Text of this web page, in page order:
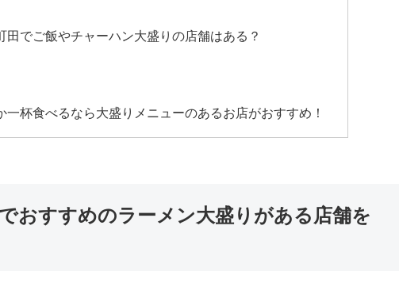
田でご飯やチャーハン大盛りの店舗はある？
杯食べるなら大盛りメニューのあるお店がおすすめ！
おすすめのラーメン大盛りがある店舗を